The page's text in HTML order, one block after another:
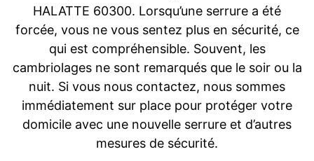
HALATTE 60300. Lorsqu’une serrure a été
forcée, vous ne vous sentez plus en sécurité, ce
qui est compréhensible. Souvent, les
cambriolages ne sont remarqués que le soir ou la
nuit. Si vous nous contactez, nous sommes
immédiatement sur place pour protéger votre
domicile avec une nouvelle serrure et d’autres
mesures de sécurité.